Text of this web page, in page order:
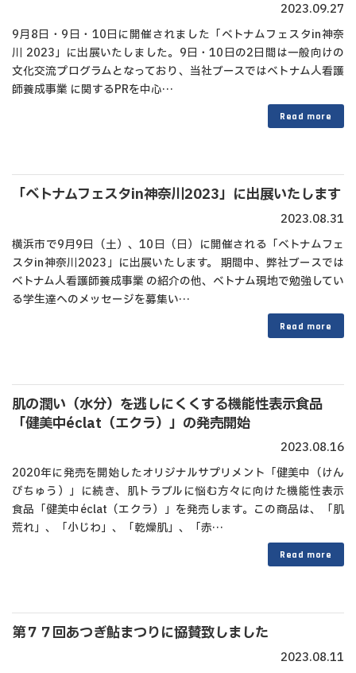
2023.09.27
9月8日・9日・10日に開催されました「ベトナムフェスタin神奈
川 2023」に出展いたしました。9日・10日の2日間は一般向けの
文化交流プログラムとなっており、当社ブースではベトナム人看護
師養成事業 に関するPRを中心…
Read more
「ベトナムフェスタin神奈川2023」に出展いたします
2023.08.31
横浜市で9月9日（土）、10日（日）に開催される「ベトナムフェ
スタin神奈川2023」に出展いたします。 期間中、弊社ブースでは
ベトナム人看護師養成事業 の紹介の他、ベトナム現地で勉強してい
る学生達へのメッセージを募集い…
Read more
肌の潤い（水分）を逃しにくくする機能性表示食品
「健美中éclat（エクラ）」の発売開始
2023.08.16
2020年に発売を開始したオリジナルサプリメント「健美中（けん
びちゅう）」に続き、肌トラブルに悩む方々に向けた機能性表示
食品「健美中éclat（エクラ）」を発売します。この商品は、「肌
荒れ」、「小じわ」、「乾燥肌」、「赤…
Read more
第７７回あつぎ鮎まつりに協賛致しました
2023.08.11